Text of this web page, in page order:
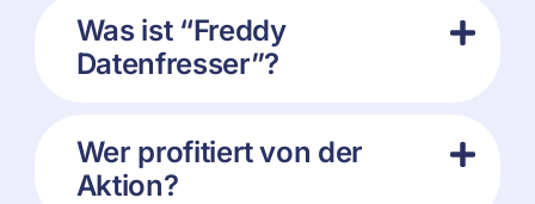
Was ist “Freddy
Datenfresser”?
Wer profitiert von der
Aktion?